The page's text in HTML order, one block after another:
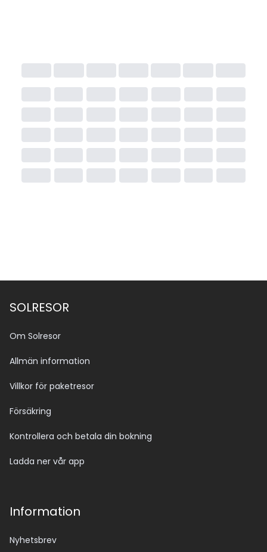
SOLRESOR
Om Solresor
Allmän information
Villkor för paketresor
Försäkring
Kontrollera och betala din bokning
Ladda ner vår app
Information
Nyhetsbrev